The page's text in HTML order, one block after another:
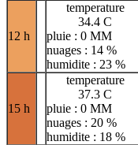
12 h
temperature
34.4 C
pluie : 0 MM
nuages : 14 %
humidite : 23 %
15 h
temperature
37.3 C
pluie : 0 MM
nuages : 20 %
humidite : 18 %